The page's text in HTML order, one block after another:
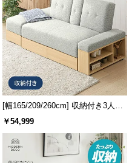
[幅165/209/260cm] 収納付き3人掛
けソファ メランジタイプ
￥54,999